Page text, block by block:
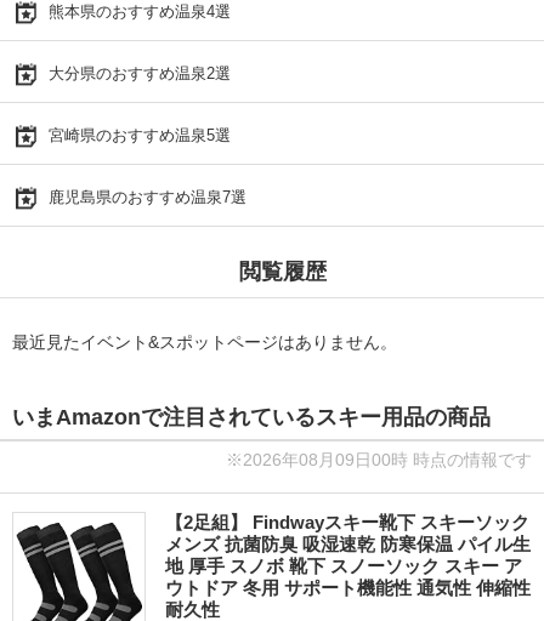
熊本県のおすすめ温泉4選
大分県のおすすめ温泉2選
宮崎県のおすすめ温泉5選
鹿児島県のおすすめ温泉7選
閲覧履歴
最近見たイベント&スポットページはありません。
いまAmazonで注目されているスキー用品の商品
※2026年08月09日00時 時点の情報です
【2足組】 Findwayスキー靴下 スキーソック
メンズ 抗菌防臭 吸湿速乾 防寒保温 パイル生
地 厚手 スノボ 靴下 スノーソック スキー ア
ウトドア 冬用 サポート機能性 通気性 伸縮性
耐久性